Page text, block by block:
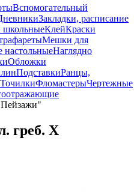
Вспомогательный
Закладки, расписание
школьныеКлейКраски
Мешки для
настольныеНаглядно
Обложки
ПодставкиРанцы,
ТочилкиФломастерыЧертежные
греб. Х